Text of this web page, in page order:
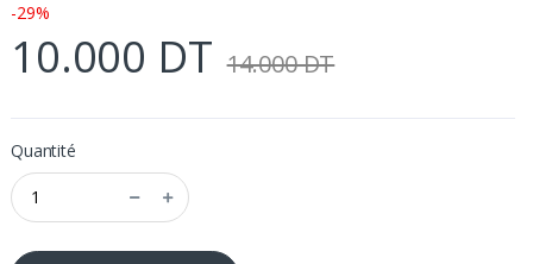
-29%
10.000 DT 14.000 DT
Quantité